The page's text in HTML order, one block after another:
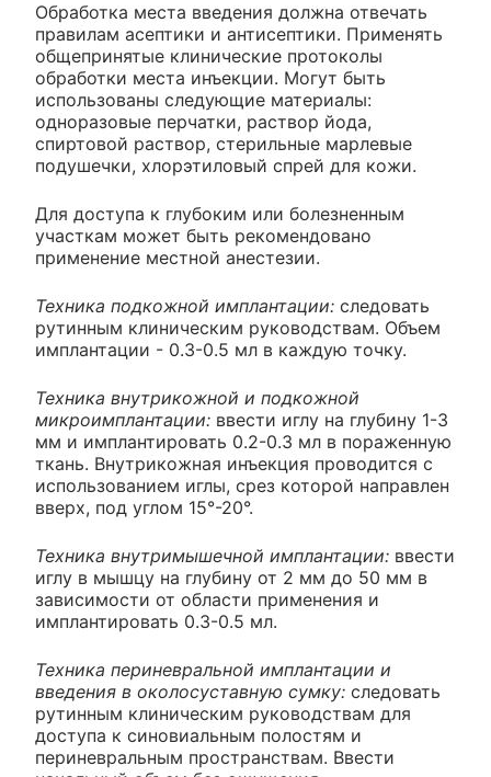
Обработка места введения должна отвечать
правилам асептики и антисептики. Применять
общепринятые клинические протоколы
обработки места инъекции. Могут быть
использованы следующие материалы:
одноразовые перчатки, раствор йода,
спиртовой раствор, стерильные марлевые
подушечки, хлорэтиловый спрей для кожи.
Для доступа к глубоким или болезненным
участкам может быть рекомендовано
применение местной анестезии.
Техника подкожной имплантации: следовать
рутинным клиническим руководствам. Объем
имплантации - 0.3-0.5 мл в каждую точку.
Техника внутрикожной и подкожной
микроимплантации: ввести иглу на глубину 1-3
мм и имплантировать 0.2-0.3 мл в пораженную
ткань. Внутрикожная инъекция проводится с
использованием иглы, срез которой направлен
вверх, под углом 15°-20°.
Техника внутримышечной имплантации: ввести
иглу в мышцу на глубину от 2 мм до 50 мм в
зависимости от области применения и
имплантировать 0.3-0.5 мл.
Техника периневральной имплантации и
введения в околосуставную сумку: следовать
рутинным клиническим руководствам для
доступа к синовиальным полостям и
периневральным пространствам. Ввести